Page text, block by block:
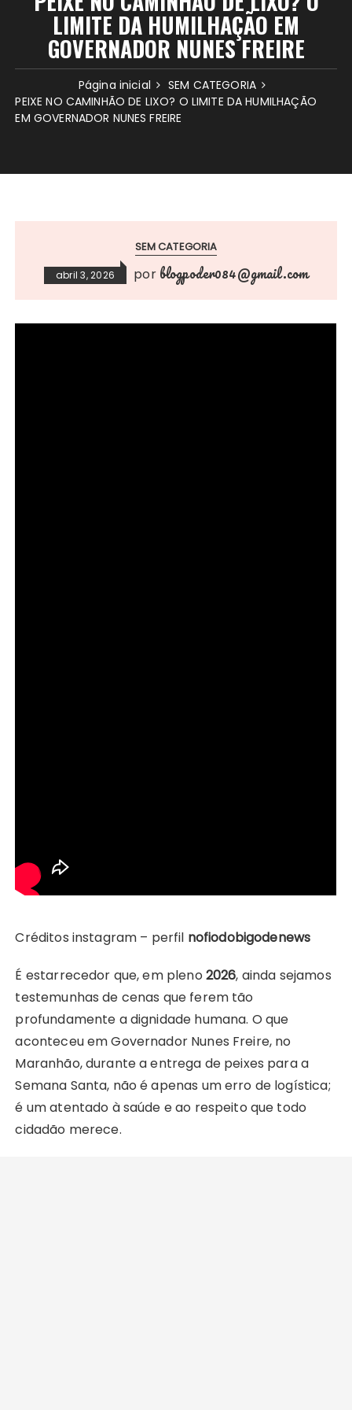
LIMITE DA HUMILHAÇÃO EM
GOVERNADOR NUNES FREIRE
Página inicial
SEM CATEGORIA
PEIXE NO CAMINHÃO DE LIXO? O LIMITE DA HUMILHAÇÃO
EM GOVERNADOR NUNES FREIRE
SEM CATEGORIA
abril 3, 2026 por blogpoder084@gmail.com
Créditos instagram – perfil nofiodobigodenews
É estarrecedor que, em pleno 2026, ainda sejamos
testemunhas de cenas que ferem tão
profundamente a dignidade humana. O que
aconteceu em Governador Nunes Freire, no
Maranhão, durante a entrega de peixes para a
Semana Santa, não é apenas um erro de logística;
é um atentado à saúde e ao respeito que todo
cidadão merece.